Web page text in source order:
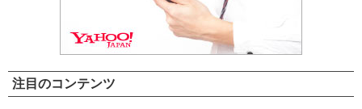
注目のコンテンツ